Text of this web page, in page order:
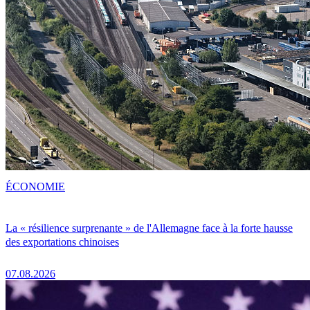
La « résilience surprenante » de l'Allemagne face à la forte hausse
des exportations chinoises
07.08.2026
ÉCONOMIE